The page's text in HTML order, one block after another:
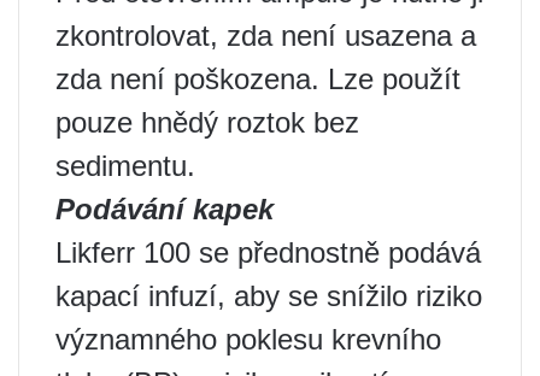
zkontrolovat, zda není usazena a
zda není poškozena. Lze použít
pouze hnědý roztok bez
sedimentu.
Podávání kapek
Likferr 100 se přednostně podává
kapací infuzí, aby se snížilo riziko
významného poklesu krevního